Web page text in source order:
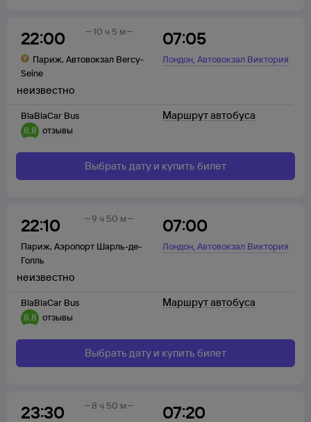
22:00
Париж, Автовокзал Bercy-
Seine
07:05
Лондон,Автовокзал Виктория
10 ч 5 м
BlaBlaCar Bus
8,8 отзывы
неизвестно
Маршрут автобуса
Выбрать дату и купить билет
22:10
Париж, Аэропорт Шарль-де-
Голль
07:00
Лондон,Автовокзал Виктория
9 ч 50 м
BlaBlaCar Bus
8,8 отзывы
неизвестно
Маршрут автобуса
Выбрать дату и купить билет
23:30 07:20
8 ч 50 м